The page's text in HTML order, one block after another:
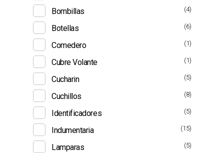
Bombillas (4)
Botellas (6)
Comedero (1)
Cubre Volante (1)
Cucharin (5)
Cuchillos (8)
Identificadores (5)
Indumentaria (15)
Lamparas (5)